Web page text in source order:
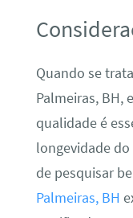
Quando se
Palmeiras, BH,
qualidade é
longevidade
de pesquisar
Palmeiras, BH